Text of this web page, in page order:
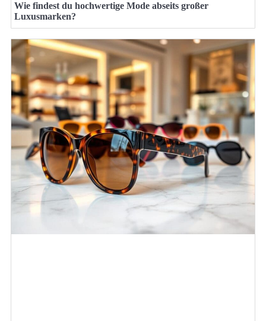
Wie findest du hochwertige Mode abseits großer
Luxusmarken?